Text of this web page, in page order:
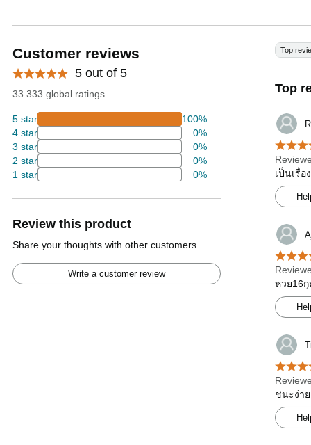
Customer reviews
5 out of 5
33.333 global ratings
5 star
100%
4 star
0%
3 star
0%
2 star
0%
1 star
0%
Review this product
Share your thoughts with other customers
Write a customer review
Top
Top
เป็นเรื่
หวย16
ชนะง่า